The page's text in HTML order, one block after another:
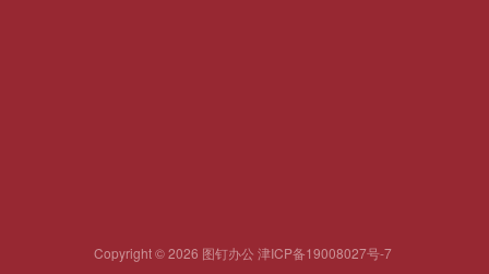
Copyright © 2026 图钉办公 津ICP备19008027号-7